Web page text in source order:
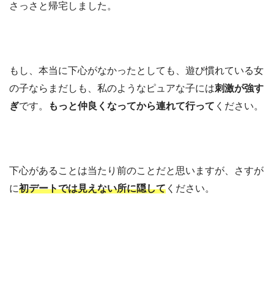
さっさと帰宅しました。
もし、本当に下心がなかったとしても、遊び慣れている女
の子ならまだしも、私のようなピュアな子には刺激が強す
ぎです。 もっと仲良くなってから連れて行って ください。
下心があることは当たり前のことだと思いますが、さすが
に初デートでは見えない所に隠して ください。